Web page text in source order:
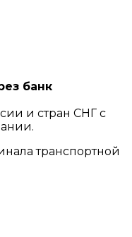
банк
и стран СНГ с
транспортной